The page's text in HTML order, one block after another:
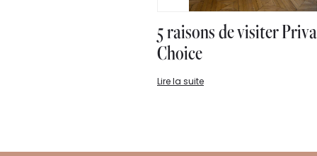
5 raisons de visiter
Choice
Lire la suite